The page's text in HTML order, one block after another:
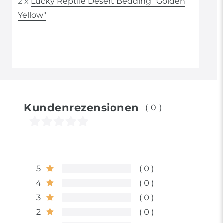
Yellow"
Kundenrezensionen (0)
5
0
4
0
3
0
2
0